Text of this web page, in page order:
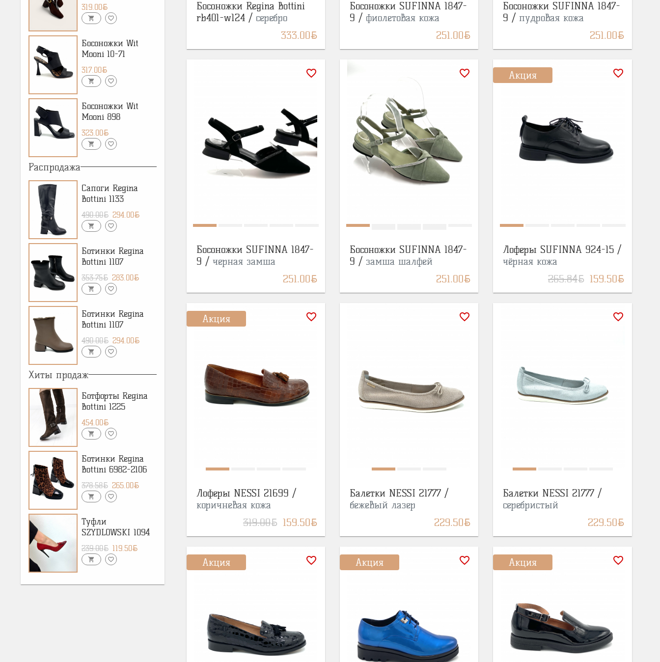
319.00BYN
shopping_cart favorite_border
Босоножки Wit
Mooni 10-71
317.00BYN
shopping_cart favorite_border
Босоножки Wit
Mooni 898
323.00BYN
shopping_cart favorite_border
Распродажа
Сапоги Regina
Bottini 1133
490.00BYN 294.00BYN
shopping_cart favorite_border
Ботинки Regina
Bottini 1107
353.75BYN 283.00BYN
shopping_cart favorite_border
Ботинки Regina
Bottini 1107
490.00BYN 294.00BYN
shopping_cart favorite_border
Хиты продаж
Ботфорты Regina
Bottini 1225
454.00BYN
shopping_cart favorite_border
Ботинки Regina
Bottini 6982-2106
378.58BYN 265.00BYN
shopping_cart favorite_border
Туфли
SZYDLOWSKI 1094
239.00BYN 119.50BYN
shopping_cart favorite_border
Босоножки Regina Bottini
rb401-w124 / серебро
333.00BYN
Босоножки SUFINNA 1847-
9 / фиолетовая кожа
251.00BYN
Босоножки SUFINNA 1847-
9 / пудровая кожа
251.00BYN
favorite_border
Босоножки SUFINNA 1847-
9 / черная замша
251.00BYN
favorite_border
Босоножки SUFINNA 1847-
9 / замша шалфей
251.00BYN
Акция favorite_border
Лоферы SUFINNA 924-15 /
чёрная кожа
265.84BYN 159.50BYN
Акция favorite_border
Лоферы NESSI 21699 /
коричневая кожа
319.00BYN 159.50BYN
favorite_border
Балетки NESSI 21777 /
бежевый лазер
229.50BYN
favorite_border
Балетки NESSI 21777 /
серебристый
229.50BYN
Акция favorite_border Акция favorite_border Акция favorite_border